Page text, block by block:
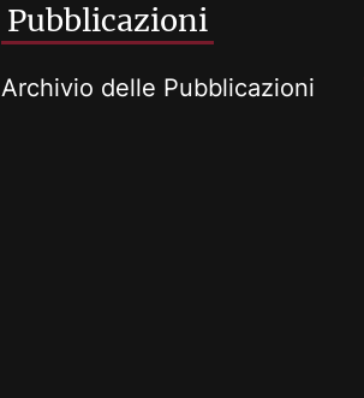
Pubblicazioni
Archivio delle Pubblicazioni